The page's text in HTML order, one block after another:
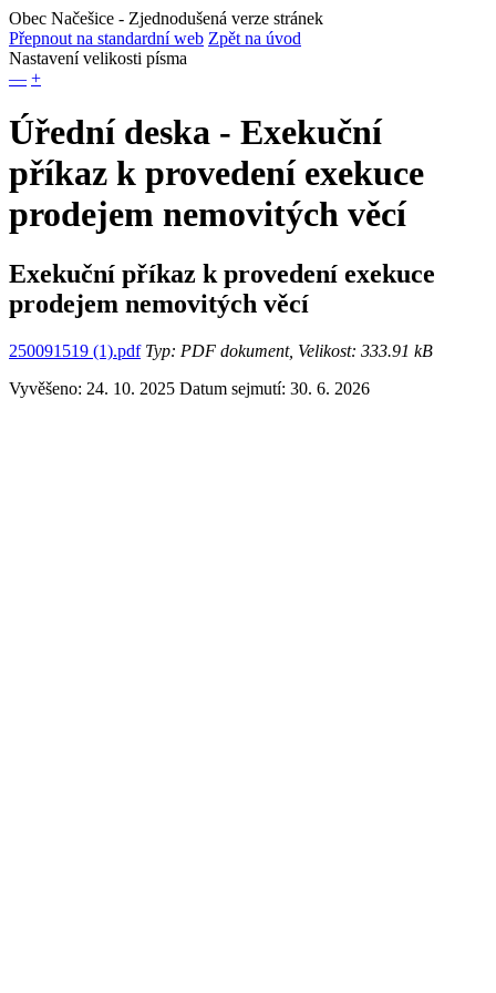
Obec Načešice - Zjednodušená verze stránek
Přepnout na standardní web Zpět na úvod
Nastavení velikosti písma
— +
Úřední deska - Exekuční
příkaz k provedení exekuce
prodejem nemovitých věcí
Exekuční příkaz k provedení exekuce
prodejem nemovitých věcí
250091519 (1).pdfTyp: PDF dokument, Velikost: 333.91 kB
Vyvěšeno: 24. 10. 2025 Datum sejmutí: 30. 6. 2026